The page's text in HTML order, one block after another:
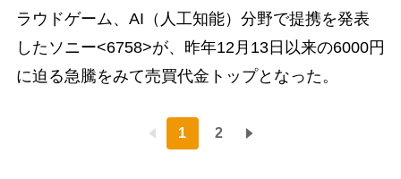
ラウドゲーム、AI（人工知能）分野で提携を発表
したソニー<6758>が、昨年12月13日以来の6000円
に迫る急騰をみて売買代金トップとなった。
1 2